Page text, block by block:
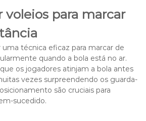
voleios para marcar
técnica eficaz para marcar de
quando a bola está no ar.
os jogadores atinjam a bola antes
vezes surpreendendo os guarda-
são cruciais para
sucedido.